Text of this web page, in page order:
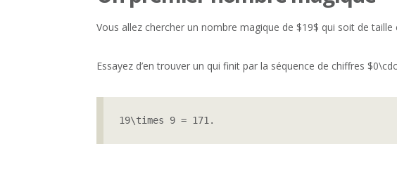
Vous allez chercher un nombre magique de $19$ qui soit de taille
Essayez d’en trouver un qui finit par la séquence de chiffres
19\times 9 = 171.